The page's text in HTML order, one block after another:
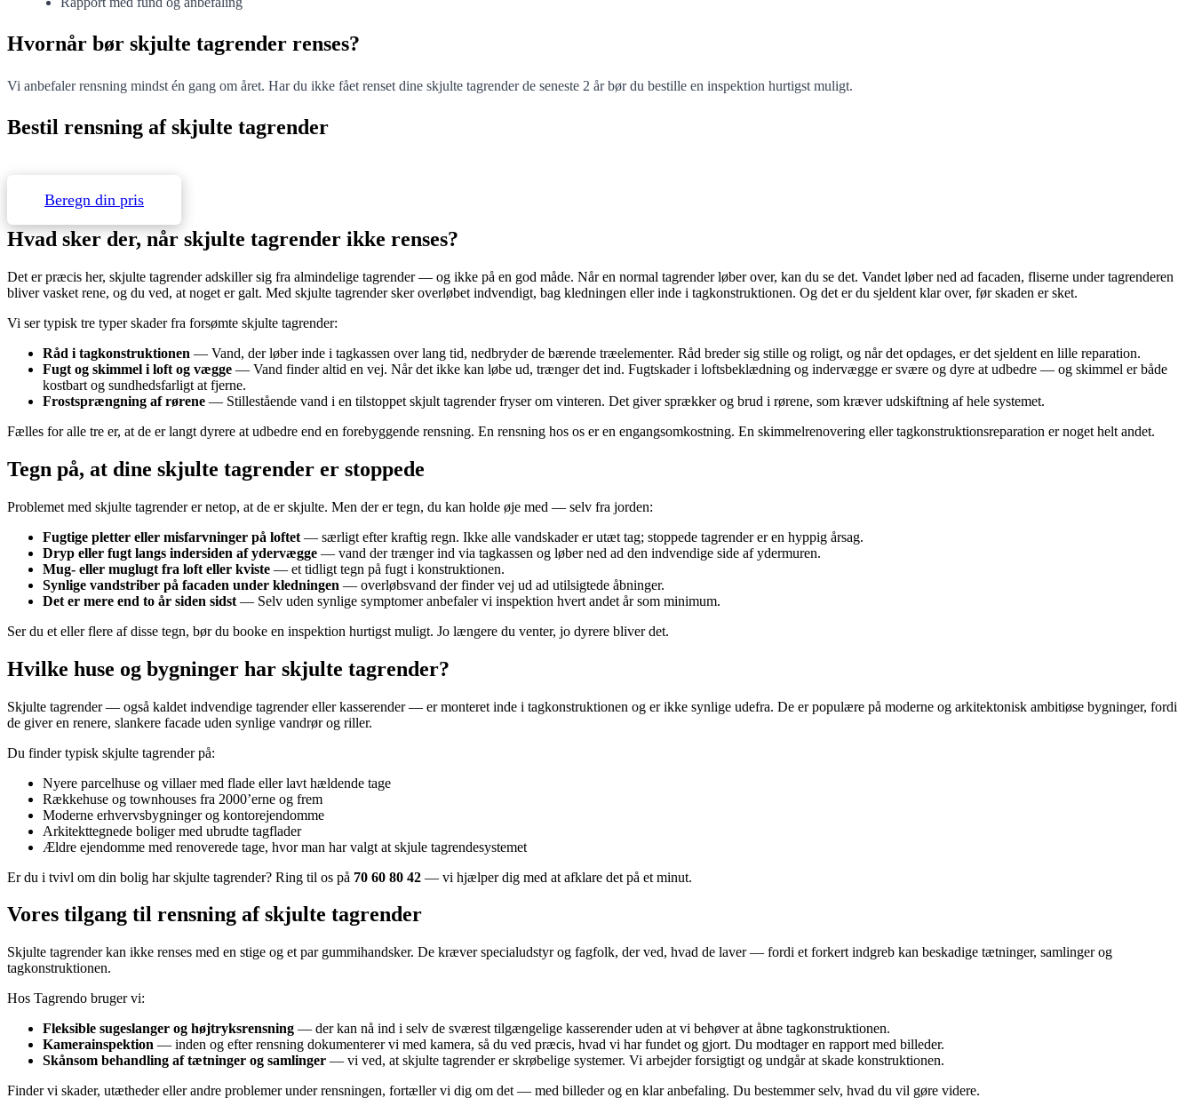
Hvornår bør skjulte tagrender renses?
Vi anbefaler rensning mindst én gang om året. Har du ikke fået renset dine skjulte tagrender de seneste 2 år bør du bestille en inspektion hurtigst muligt.
Bestil rensning af skjulte tagrender
Beregn din pris
Hvad sker der, når skjulte tagrender ikke renses?
Det er præcis her, skjulte tagrender adskiller sig fra almindelige tagrender — og ikke på en god måde. Når en normal tagrender løber over, kan du se det. Vandet løber ned ad facaden, fliserne under tagrenderen
bliver vasket rene, og du ved, at noget er galt. Med skjulte tagrender sker overløbet indvendigt, bag kledningen eller inde i tagkonstruktionen. Og det er du sjeldent klar over, før skaden er sket.
Vi ser typisk tre typer skader fra forsømte skjulte tagrender:
Råd i tagkonstruktionen — Vand, der løber inde i tagkassen over lang tid, nedbryder de bærende træelementer. Råd breder sig stille og roligt, og når det opdages, er det sjeldent en lille reparation.
Fugt og skimmel i loft og vægge — Vand finder altid en vej. Når det ikke kan løbe ud, trænger det ind. Fugtskader i loftsbeklædning og indervægge er svære og dyre at udbedre — og skimmel er både
kostbart og sundhedsfarligt at fjerne.
Frostsprængning af rørene — Stillestående vand i en tilstoppet skjult tagrender fryser om vinteren. Det giver sprækker og brud i rørene, som kræver udskiftning af hele systemet.
Fælles for alle tre er, at de er langt dyrere at udbedre end en forebyggende rensning. En rensning hos os er en engangsomkostning. En skimmelrenovering eller tagkonstruktionsreparation er noget helt andet.
Tegn på, at dine skjulte tagrender er stoppede
Problemet med skjulte tagrender er netop, at de er skjulte. Men der er tegn, du kan holde øje med — selv fra jorden:
Fugtige pletter eller misfarvninger på loftet — særligt efter kraftig regn. Ikke alle vandskader er utæt tag; stoppede tagrender er en hyppig årsag.
Dryp eller fugt langs indersiden af ydervægge — vand der trænger ind via tagkassen og løber ned ad den indvendige side af ydermuren.
Mug- eller muglugt fra loft eller kviste — et tidligt tegn på fugt i konstruktionen.
Synlige vandstriber på facaden under kledningen — overløbsvand der finder vej ud ad utilsigtede åbninger.
Det er mere end to år siden sidst — Selv uden synlige symptomer anbefaler vi inspektion hvert andet år som minimum.
Ser du et eller flere af disse tegn, bør du booke en inspektion hurtigst muligt. Jo længere du venter, jo dyrere bliver det.
Hvilke huse og bygninger har skjulte tagrender?
Skjulte tagrender — også kaldet indvendige tagrender eller kasserender — er monteret inde i tagkonstruktionen og er ikke synlige udefra. De er populære på moderne og arkitektonisk ambitiøse bygninger, fordi
de giver en renere, slankere facade uden synlige vandrør og riller.
Du finder typisk skjulte tagrender på:
Nyere parcelhuse og villaer med flade eller lavt hældende tage
Rækkehuse og townhouses fra 2000’erne og frem
Moderne erhvervsbygninger og kontorejendomme
Arkitekttegnede boliger med ubrudte tagflader
Ældre ejendomme med renoverede tage, hvor man har valgt at skjule tagrendesystemet
Er du i tvivl om din bolig har skjulte tagrender? Ring til os på 70 60 80 42 — vi hjælper dig med at afklare det på et minut.
Vores tilgang til rensning af skjulte tagrender
Skjulte tagrender kan ikke renses med en stige og et par gummihandsker. De kræver specialudstyr og fagfolk, der ved, hvad de laver — fordi et forkert indgreb kan beskadige tætninger, samlinger og
tagkonstruktionen.
Hos Tagrendo bruger vi:
Fleksible sugeslanger og højtryksrensning — der kan nå ind i selv de sværest tilgængelige kasserender uden at vi behøver at åbne tagkonstruktionen.
Kamerainspektion — inden og efter rensning dokumenterer vi med kamera, så du ved præcis, hvad vi har fundet og gjort. Du modtager en rapport med billeder.
Skånsom behandling af tætninger og samlinger — vi ved, at skjulte tagrender er skrøbelige systemer. Vi arbejder forsigtigt og undgår at skade konstruktionen.
Finder vi skader, utætheder eller andre problemer under rensningen, fortæller vi dig om det — med billeder og en klar anbefaling. Du bestemmer selv, hvad du vil gøre videre.